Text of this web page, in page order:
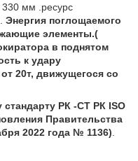
330 мм .ресурс
Энергия поглощаемого
элементы.(
в поднятом
к удару
20т, движущегося со
стандарту РК -СТ РК ISO
Правительства
2022 года № 1136)